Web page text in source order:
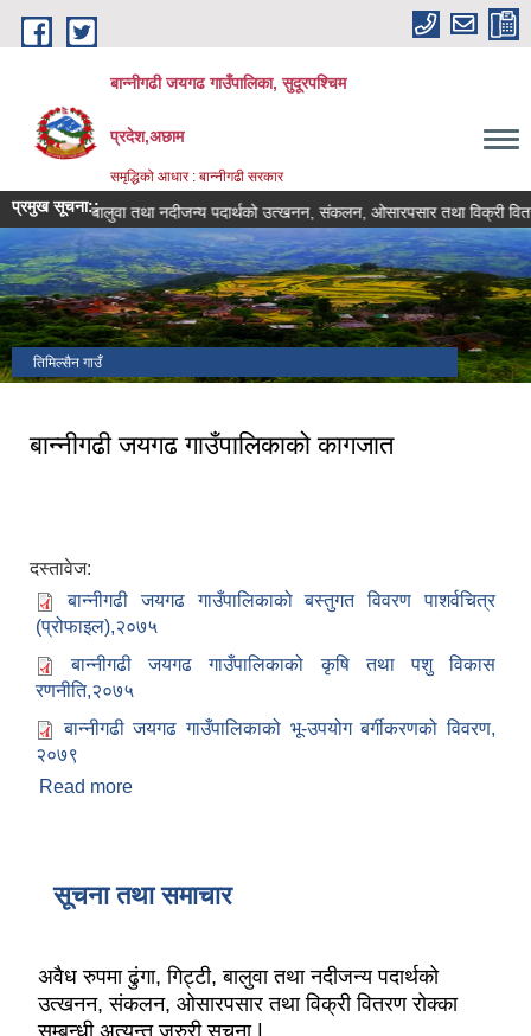
Skip to main content
बान्नीगढी जयगढ गाउँपालिका, सुदूरपश्चिम
प्रदेश,अछाम
समृद्धिको आधार : बान्नीगढी सरकार
प्रमुख सूचना::
गिट्टी, बालुवा तथा नदीजन्य पदार्थको उत्खनन, संकलन, ओसारपसार तथा विक्री
तिमिल्सैन गाउँ
बान्नीगढी जयगढ गाउँपालिकाको कागजात
दस्तावेज:
बान्नीगढी जयगढ गाउँपालिकाको बस्तुगत विवरण पाशर्वचित्र
(प्रोफाइल),२०७५
बान्नीगढी जयगढ गाउँपालिकाको कृषि तथा पशु विकास
रणनीति,२०७५
बान्नीगढी जयगढ गाउँपालिकाको भू-उपयोग बर्गीकरणको विवरण,
२०७९
Read more
सूचना तथा समाचार
अवैध रुपमा ढुंगा, गिट्टी, बालुवा तथा नदीजन्य पदार्थको
उत्खनन, संकलन, ओसारपसार तथा विक्री वितरण रोक्का